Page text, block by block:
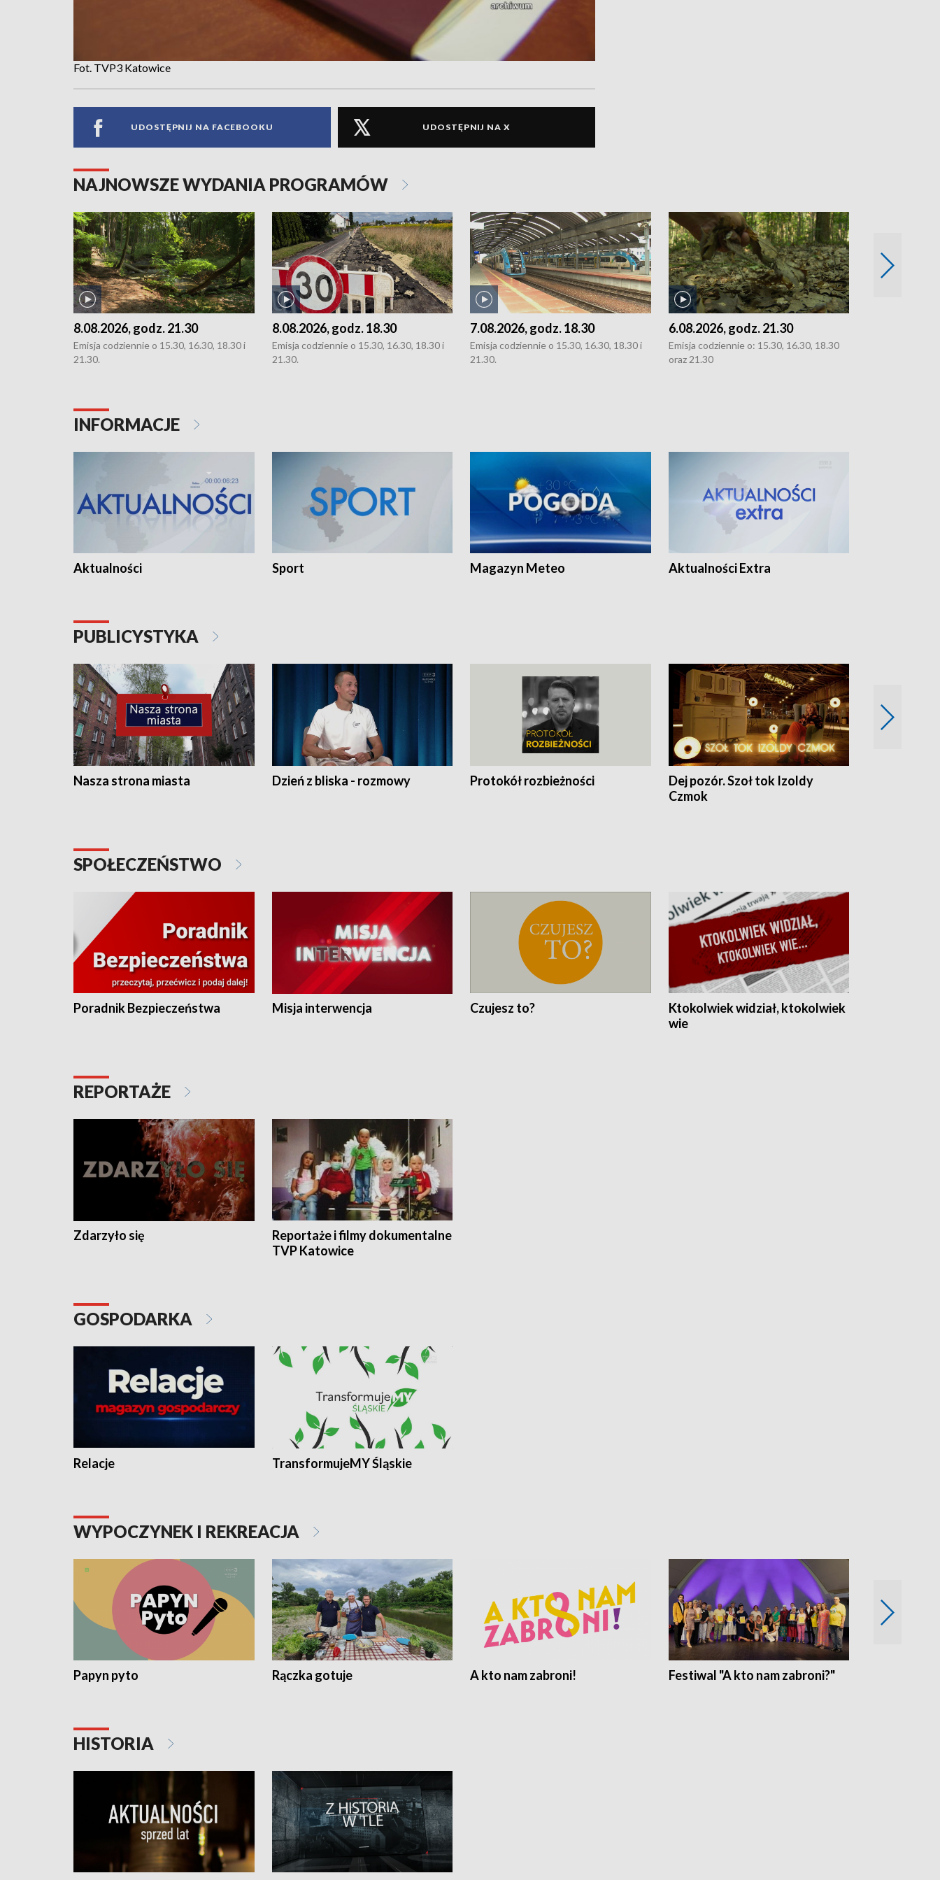
Fot. TVP3 Katowice
UDOSTĘPNIJ NA FACEBOOKU UDOSTĘPNIJ NA X
NAJNOWSZE WYDANIA PROGRAMÓW
8.08.2026, godz. 21.30
Emisja codziennie o 15.30, 16.30, 18.30 i
21.30.
8.08.2026, godz. 18.30
Emisja codziennie o 15.30, 16.30, 18.30 i
21.30.
7.08.2026, godz. 18.30
Emisja codziennie o 15.30, 16.30, 18.30 i
21.30.
6.08.2026, godz. 21.30
Emisja codziennie o: 15.30, 16.30, 18.30
oraz 21.30
INFORMACJE
Aktualności Sport Magazyn Meteo Aktualności Extra
PUBLICYSTYKA
Nasza strona miasta Dzień z bliska - rozmowy Protokół rozbieżności
Dej pozór. Szoł tok Izoldy
Czmok
SPOŁECZEŃSTWO
Poradnik Bezpieczeństwa Misja interwencja Czujesz to?
Ktokolwiek widział, ktokolwiek
wie
REPORTAŻE
Zdarzyło się
Reportaże i filmy dokumentalne
TVP Katowice
GOSPODARKA
Relacje TransformujeMY Śląskie
WYPOCZYNEK I REKREACJA
Papyn pyto Rączka gotuje A kto nam zabroni! Festiwal "A kto nam zabroni?"
HISTORIA